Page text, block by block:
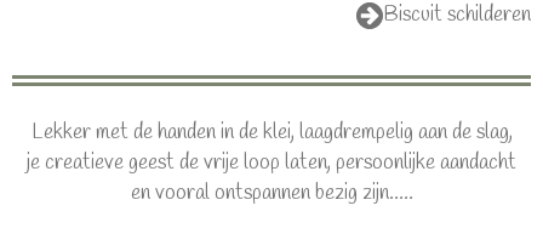
Biscuit schilderen
Lekker met de handen in de klei, laagdrempelig aan de slag,
je creatieve geest de vrije loop laten, persoonlijke aandacht
en vooral ontspannen bezig zijn.....